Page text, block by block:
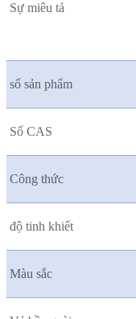
Sự miêu tả
số sản phẩm
Số CAS
Công thức
độ tinh khiết
Màu sắc